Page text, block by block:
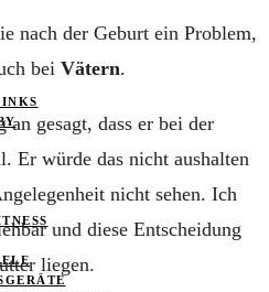
nach der Geburt ein Problem,
bei Vätern.
gesagt, dass er bei der
Er würde das nicht aushalten
nicht sehen. Ich
und diese Entscheidung
liegen.